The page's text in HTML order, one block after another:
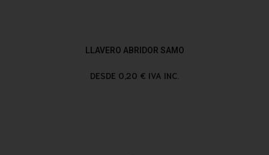
LLAVERO ABRIDOR SAMO
DESDE 0,20 € IVA INC.